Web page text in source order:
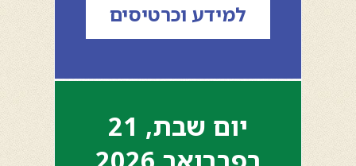
למידע וכרטיסים
יום שבת, 21